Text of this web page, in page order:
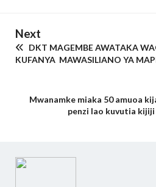
Next
DKT MAGEMBE AWATAKA
KUFANYA MAWASILIANO YA
Mwanamke miaka 50 amuoa
penzi lao kuvutia